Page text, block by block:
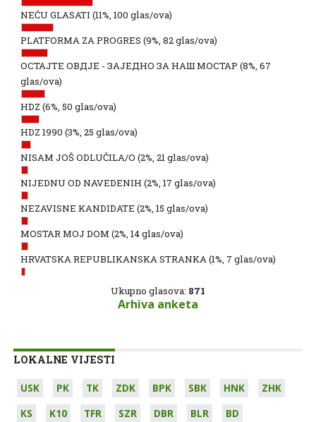
NEĆU GLASATI (11%, 100 glas/ova)
PLATFORMA ZA PROGRES (9%, 82 glas/ova)
ОСТАЈТЕ ОВДЈЕ - ЗАЈЕДНО ЗА НАШ МОСТАР (8%, 67
glas/ova)
HDZ (6%, 50 glas/ova)
HDZ 1990 (3%, 25 glas/ova)
NISAM JOŠ ODLUČILA/O (2%, 21 glas/ova)
NIJEDNU OD NAVEDENIH (2%, 17 glas/ova)
NEZAVISNE KANDIDATE (2%, 15 glas/ova)
MOSTAR MOJ DOM (2%, 14 glas/ova)
HRVATSKA REPUBLIKANSKA STRANKA(1%, 7 glas/ova)
Ukupno glasova: 871
Arhiva anketa
LOKALNE VIJESTI
USK PK TK ZDK BPK SBK HNK
ZHK
KS
K10 TFR SZR DBR BLR BD